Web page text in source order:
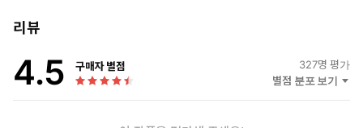
리뷰
4.5 구매자 별점 327명 평가
별점 분포 보기